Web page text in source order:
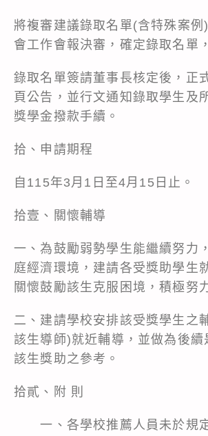
將複審建議錄取名單(含特殊案例
會工作會報決審，確定錄取名單，
錄取名單簽請董事長核定後，正
頁公告，並行文通知錄取學生及
獎學金撥款手續。
拾、申請期程
自115年3月1日至4月15日止。
拾壹、關懷輔導
一、為鼓勵弱勢學生能繼續努力
庭經濟環境，建請各受獎助學生
關懷鼓勵該生克服困境，積極努
二、建請學校安排該受獎學生之
該生導師)就近輔導，並做為後續
該生獎助之參考。
拾貳、附 則
一、各學校推薦人員未於規